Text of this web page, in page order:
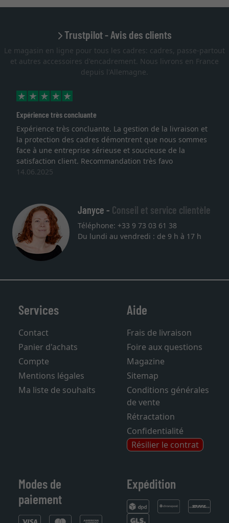
Trustpilot - Avis des clients
Le magasin en ligne pour tous les cadres: cadres, passe-partout
et autres accessoires d'encadrement. Nous livrons en France
depuis l'Allemagne.
très concluante
très concluante. La gestion de la livraison et
des cadres démontrent que nous sommes
une entreprise sérieuse et soucieuse de la
client. Recommandation très favo
Je
Janyce - Conseil et service clientèle
Téléphone: +33 9 73 03 61 38
Services
Contact
Panier d'achats
Compte
Mentions légales
Aide
Frais de livraison
Foire aux questions
Magazine
Sitemap
Conditions générales
de vente
Rétractation
Confidentialité
Résilier le contrat
Modes de
paiement
Expédition